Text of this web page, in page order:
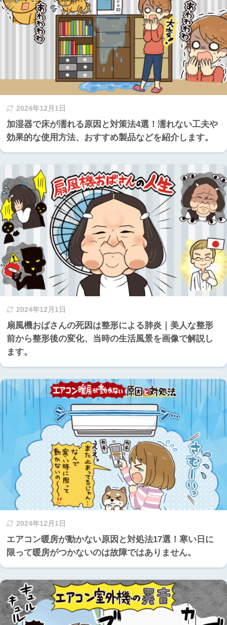
2024年12月1日
加湿器で床が濡れる原因と対策法4選！濡れない工夫や
効果的な使用方法、おすすめ製品などを紹介します。
2024年12月1日
扇風機おばさんの死因は整形による肺炎｜美人な整形
前から整形後の変化、当時の生活風景を画像で解説し
ます。
2024年12月1日
エアコン暖房が動かない原因と対処法17選！寒い日に
限って暖房がつかないのは故障ではありません。